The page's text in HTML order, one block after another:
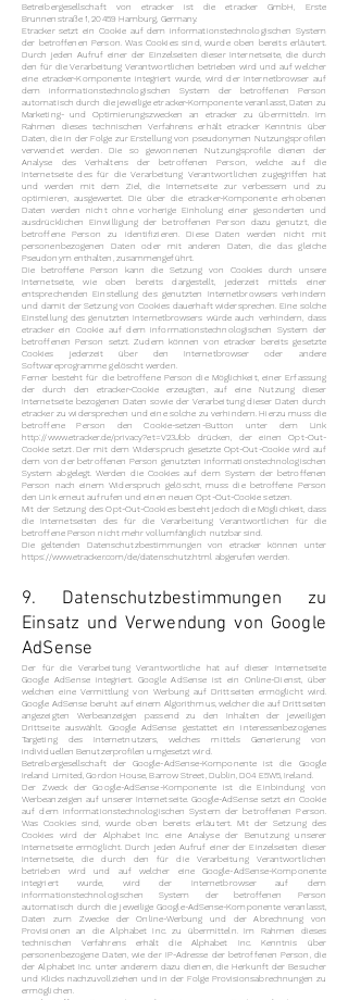
Betreibergesellschaft von etracker ist die etracker GmbH, Erste
Brunnenstraße 1, 20459 Hamburg, Germany.
Etracker setzt ein Cookie auf dem informationstechnologischen System
der betroffenen Person. Was Cookies sind, wurde oben bereits erläutert.
Durch jeden Aufruf einer der Einzelseiten dieser Internetseite, die durch
den für die Verarbeitung Verantwortlichen betrieben wird und auf welcher
eine etracker-Komponente integriert wurde, wird der Internetbrowser auf
dem informationstechnologischen System der betroffenen Person
automatisch durch die jeweilige etracker-Komponente veranlasst, Daten zu
Marketing- und Optimierungszwecken an etracker zu übermitteln. Im
Rahmen dieses technischen Verfahrens erhält etracker Kenntnis über
Daten, die in der Folge zur Erstellung von pseudonymen Nutzungsprofilen
verwendet werden. Die so gewonnenen Nutzungsprofile dienen der
Analyse des Verhaltens der betroffenen Person, welche auf die
Internetseite des für die Verarbeitung Verantwortlichen zugegriffen hat
und werden mit dem Ziel, die Internetseite zur verbessern und zu
optimieren, ausgewertet. Die über die etracker-Komponente erhobenen
Daten werden nicht ohne vorherige Einholung einer gesonderten und
ausdrücklichen Einwilligung der betroffenen Person dazu genutzt, die
betroffene Person zu identifizieren. Diese Daten werden nicht mit
personenbezogenen Daten oder mit anderen Daten, die das gleiche
Pseudonym enthalten, zusammengeführt.
Die betroffene Person kann die Setzung von Cookies durch unsere
Internetseite, wie oben bereits dargestellt, jederzeit mittels einer
entsprechenden Einstellung des genutzten Internetbrowsers verhindern
und damit der Setzung von Cookies dauerhaft widersprechen. Eine solche
Einstellung des genutzten Internetbrowsers würde auch verhindern, dass
etracker ein Cookie auf dem informationstechnologischen System der
betroffenen Person setzt. Zudem können von etracker bereits gesetzte
Cookies jederzeit über den Internetbrowser oder andere
Softwareprogramme gelöscht werden.
Ferner besteht für die betroffene Person die Möglichkeit, einer Erfassung
der durch den etracker-Cookie erzeugten, auf eine Nutzung dieser
Internetseite bezogenen Daten sowie der Verarbeitung dieser Daten durch
etracker zu widersprechen und eine solche zu verhindern. Hierzu muss die
betroffene Person den Cookie-setzen-Button unter dem Link
http://www.etracker.de/privacy?et=V23Jbb drücken, der einen Opt-Out-
Cookie setzt. Der mit dem Widerspruch gesetzte Opt-Out-Cookie wird auf
dem von der betroffenen Person genutzten informationstechnologischen
System abgelegt. Werden die Cookies auf dem System der betroffenen
Person nach einem Widerspruch gelöscht, muss die betroffene Person
den Link erneut aufrufen und einen neuen Opt-Out-Cookie setzen.
Mit der Setzung des Opt-Out-Cookies besteht jedoch die Möglichkeit, dass
die Internetseiten des für die Verarbeitung Verantwortlichen für die
betroffene Person nicht mehr vollumfänglich nutzbar sind.
Die geltenden Datenschutzbestimmungen von etracker können unter
https://www.etracker.com/de/datenschutz.html abgerufen werden.
9. Datenschutzbestimmungen zu
Einsatz und Verwendung von Google
AdSense
Der für die Verarbeitung Verantwortliche hat auf dieser Internetseite
Google AdSense integriert. Google AdSense ist ein Online-Dienst, über
welchen eine Vermittlung von Werbung auf Drittseiten ermöglicht wird.
Google AdSense beruht auf einem Algorithmus, welcher die auf Drittseiten
angezeigten Werbeanzeigen passend zu den Inhalten der jeweiligen
Drittseite auswählt. Google AdSense gestattet ein interessenbezogenes
Targeting des Internetnutzers, welches mittels Generierung von
individuellen Benutzerprofilen umgesetzt wird.
Betreibergesellschaft der Google-AdSense-Komponente ist die Google
Ireland Limited, Gordon House, Barrow Street, Dublin, D04 E5W5, Ireland.
Der Zweck der Google-AdSense-Komponente ist die Einbindung von
Werbeanzeigen auf unserer Internetseite. Google-AdSense setzt ein Cookie
auf dem informationstechnologischen System der betroffenen Person.
Was Cookies sind, wurde oben bereits erläutert. Mit der Setzung des
Cookies wird der Alphabet Inc. eine Analyse der Benutzung unserer
Internetseite ermöglicht. Durch jeden Aufruf einer der Einzelseiten dieser
Internetseite, die durch den für die Verarbeitung Verantwortlichen
betrieben wird und auf welcher eine Google-AdSense-Komponente
integriert wurde, wird der Internetbrowser auf dem
informationstechnologischen System der betroffenen Person
automatisch durch die jeweilige Google-AdSense-Komponente veranlasst,
Daten zum Zwecke der Online-Werbung und der Abrechnung von
Provisionen an die Alphabet Inc. zu übermitteln. Im Rahmen dieses
technischen Verfahrens erhält die Alphabet Inc. Kenntnis über
personenbezogene Daten, wie der IP-Adresse der betroffenen Person, die
der Alphabet Inc. unter anderem dazu dienen, die Herkunft der Besucher
und Klicks nachzuvollziehen und in der Folge Provisionsabrechnungen zu
ermöglichen.